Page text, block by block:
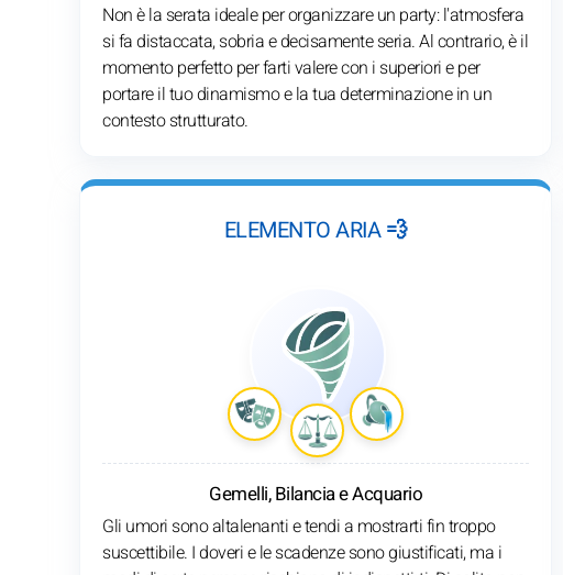
Non è la serata ideale per organizzare un party: l'atmosfera
si fa distaccata, sobria e decisamente seria. Al contrario, è il
momento perfetto per farti valere con i superiori e per
portare il tuo dinamismo e la tua determinazione in un
contesto strutturato.
ELEMENTO ARIA 💨
Gemelli, Bilancia e Acquario
Gli umori sono altalenanti e tendi a mostrarti fin troppo
suscettibile. I doveri e le scadenze sono giustificati, ma i